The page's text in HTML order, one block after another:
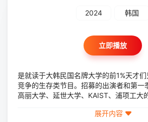
2024 韩国
立即播放
是就读于大韩民国名牌大学的前1%天才
竞争的生存类节目。招募的出演者和第一
高丽大学、延世大学、KAIST、浦项工大
展开内容